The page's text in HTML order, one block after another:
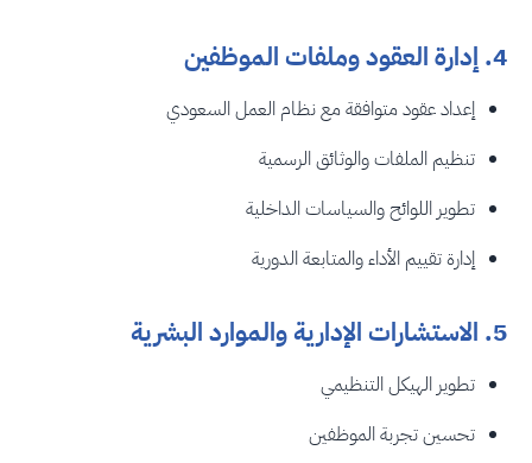
4. إدارة العقود وملفات الموظفين
إعداد عقود متوافقة مع نظام العمل السعودي
تنظيم الملفات والوثائق الرسمية
تطوير اللوائح والسياسات الداخلية
إدارة تقييم الأداء والمتابعة الدورية
5. الاستشارات الإدارية والموارد البشرية
تطوير الهيكل التنظيمي
تحسين تجربة الموظفين